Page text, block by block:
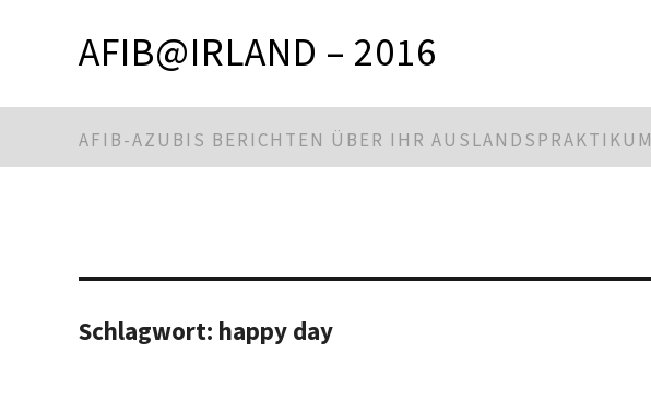
AFIB@IRLAND – 2016
AFIB-AZUBIS BERICHTEN ÜBER IHR AUSLANDSPRAKTIKUM
Schlagwort: happy day